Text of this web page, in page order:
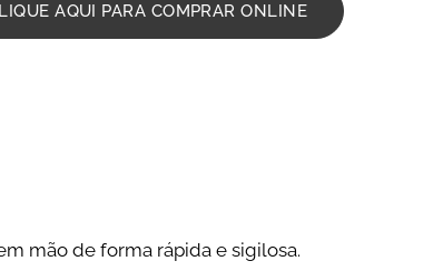
AQUI PARA COMPRAR ONLINE
mão de forma rápida e sigilosa.